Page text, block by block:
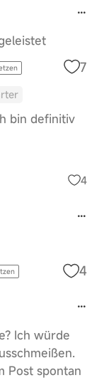
7
bin definitiv
4
4
Ich würde
Post spontan